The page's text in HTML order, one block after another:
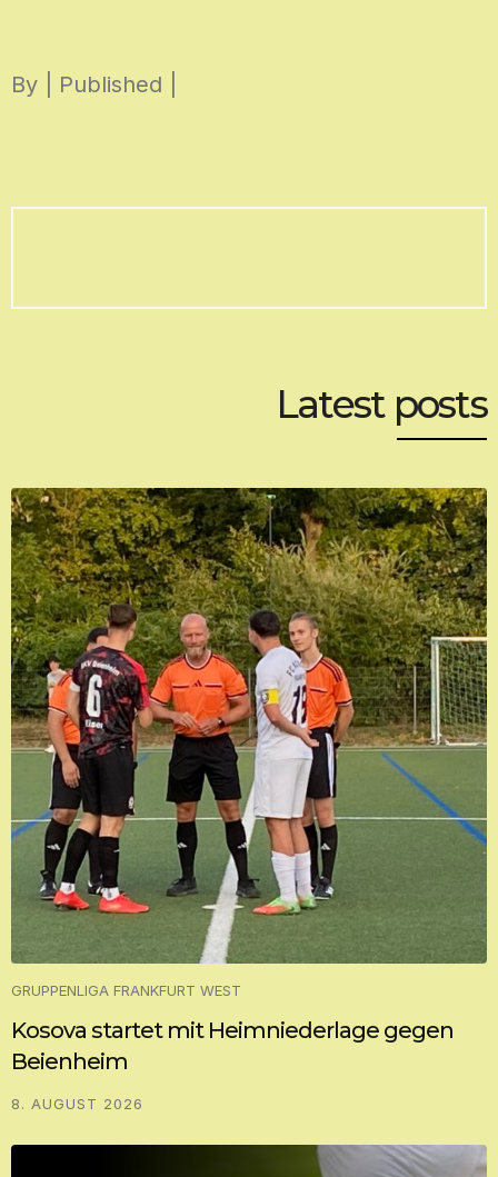
content
By | Published |
Latest posts
GRUPPENLIGA FRANKFURT WEST
Kosova startet mit Heimniederlage gegen
Beienheim
8. AUGUST 2026